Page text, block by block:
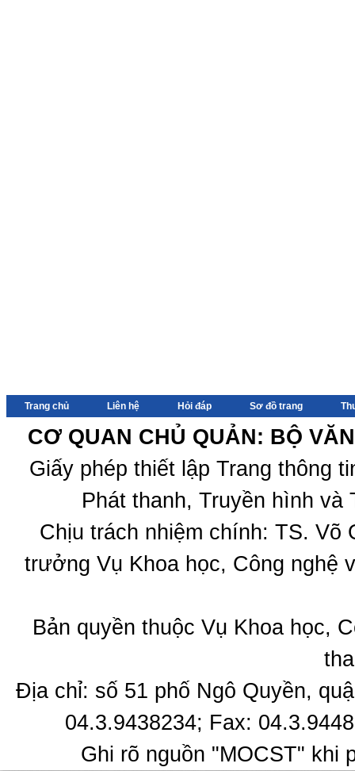
Trang chủ Liên hệ Hỏi đáp Sơ đồ trang
CƠ QUAN CHỦ QUẢN: BỘ
Giấy phép thiết lập Trang thông
Phát thanh, Truyền hình
Chịu trách nhiệm chính: TS.
trưởng Vụ Khoa học, Công nghệ
Bản quyền thuộc Vụ Khoa học,
Địa chỉ: số 51 phố Ngô Quyền,
04.3.9438234; Fax:
Ghi rõ nguồn "MOCST" khi